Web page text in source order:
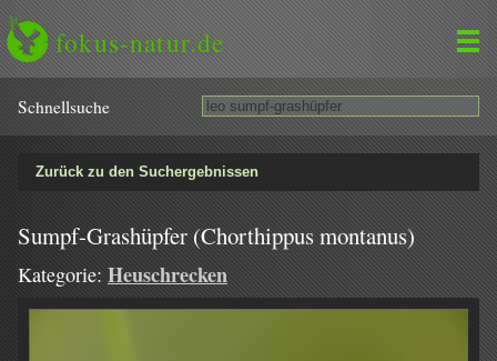
fokus-natur.de
Schnell­suche
Zurück zu den Suchergebnissen
Sumpf-Grashüpfer (Chorthippus montanus)
Kategorie: Heuschrecken